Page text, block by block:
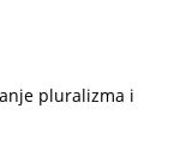
pluralizma i